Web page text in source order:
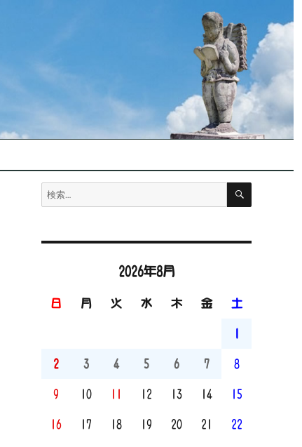
検
索:
検
2026年8月
日 月 火 水 木 金 土
2 3 4 5 6 7 8
9 10 12 13 14 15
16 17 18 19 20 21 22